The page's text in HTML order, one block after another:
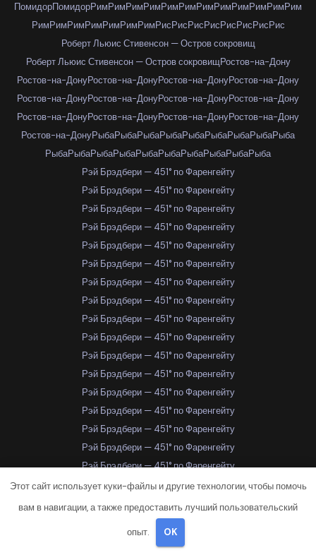
ПомидорПомидорРимРимРимРимРимРимРимРимРимРимРимРим
РимРимРимРимРимРимРимРисРисРисРисРисРисРисРис
Роберт Льюис Стивенсон — Остров сокровищ
Роберт Льюис Стивенсон — Остров сокровищРостов-на-Дону
Ростов-на-ДонуРостов-на-ДонуРостов-на-ДонуРостов-на-Дону
Ростов-на-ДонуРостов-на-ДонуРостов-на-ДонуРостов-на-Дону
Ростов-на-ДонуРостов-на-ДонуРостов-на-ДонуРостов-на-Дону
Ростов-на-ДонуРыбаРыбаРыбаРыбаРыбаРыбаРыбаРыбаРыба
РыбаРыбаРыбаРыбаРыбаРыбаРыбаРыбаРыбаРыба
Рэй Брэдбери — 451° по Фаренгейту
Рэй Брэдбери — 451° по Фаренгейту
Рэй Брэдбери — 451° по Фаренгейту
Рэй Брэдбери — 451° по Фаренгейту
Рэй Брэдбери — 451° по Фаренгейту
Рэй Брэдбери — 451° по Фаренгейту
Рэй Брэдбери — 451° по Фаренгейту
Рэй Брэдбери — 451° по Фаренгейту
Рэй Брэдбери — 451° по Фаренгейту
Рэй Брэдбери — 451° по Фаренгейту
Рэй Брэдбери — 451° по Фаренгейту
Рэй Брэдбери — 451° по Фаренгейту
Рэй Брэдбери — 451° по Фаренгейту
Рэй Брэдбери — 451° по Фаренгейту
Рэй Брэдбери — 451° по Фаренгейту
Рэй Брэдбери — 451° по Фаренгейту
Рэй Брэдбери — 451° по Фаренгейту
Рэй Брэдбери — 451° по Фаренгейту
Рэй Брэдбери — 451° по Фаренгейту
Рэй Брэдбери — 451° по Фаренгейту
Рэй Брэдбери — 451° по Фаренгейту
Этот сайт использует куки-файлы и другие технологии, чтобы помочь
вам в навигации, а также предоставить лучший пользовательский
опыт. OK